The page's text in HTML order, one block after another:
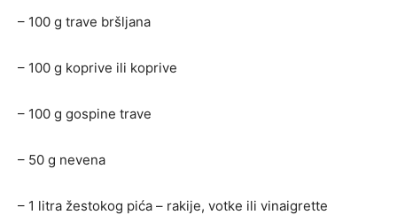
– 100 g trave bršljana
– 100 g koprive ili koprive
– 100 g gospine trave
– 50 g nevena
– 1 litra žestokog pića – rakije, votke ili vinaigrette